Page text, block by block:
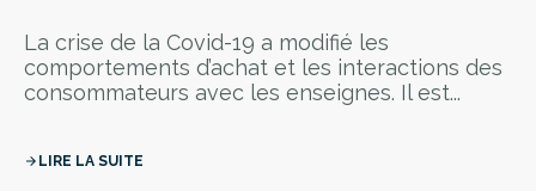
La crise de la Covid-19 a modifié les
comportements d’achat et les interactions des
consommateurs avec les enseignes. Il est...
arrow_forward LIRE LA SUITE